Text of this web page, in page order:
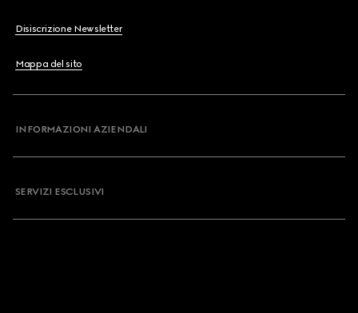
Disiscrizione Newsletter
Mappa del sito
INFORMAZIONI AZIENDALI
SERVIZI ESCLUSIVI